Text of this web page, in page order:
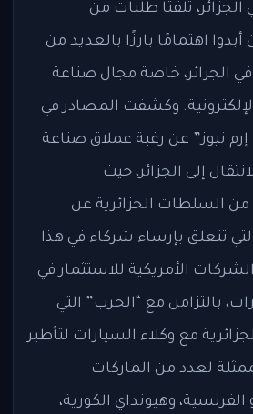
الجزائر، تلقتا طلبات من
اهتمامًا بارزًا بالعديد من
الجزائر، خاصة مجال صناعة
وكشفت المصادر في
نيوز” عن رغبة عملاق صناعة
إلى الجزائر، حيث
السلطات الجزائرية عن
تتعلق بإرساء شركاء في هذا
الأمريكية للاستثمار في
بالتزامن مع “الحرب” التي
مع وكلاء السيارات لتأطير
لعدد من الماركات
الفرنسية، وهيونداي الكورية،